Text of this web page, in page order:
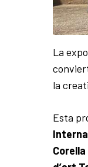
La
la
Esta